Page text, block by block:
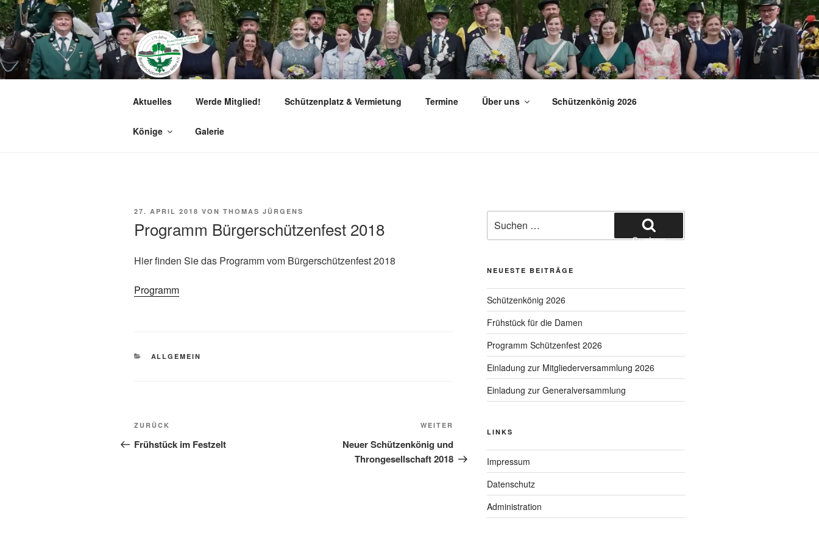
Zum
Inhalt
springen
BÜRGERSCHÜTZEN­VEREIN MILTE E.V.
Aktuelles Werde Mitglied! Schützenplatz & Vermietung Termine Über uns Schützenkönig 2026
Könige Galerie
VERÖFFENTLICHT
27. APRIL 2018 VON THOMAS JÜRGENS
Programm Bürgerschützenfest 2018
Hier finden Sie das Programm vom Bürgerschützenfest 2018
Programm
KATEGORIEN
ALLGEMEIN
Beitragsnavigation
Vorheriger
Beitrag
ZURÜCK
Frühstück im Festzelt
Nächster
Beitrag
WEITER
Neuer Schützenkönig und
Throngesellschaft 2018
nach:
Suchen
NEUESTE BEITRÄGE
Schützenkönig 2026
Frühstück für die Damen
Programm Schützenfest 2026
Einladung zur Mitgliederversammlung 2026
Einladung zur Generalversammlung
LINKS
Impressum
Datenschutz
Administration